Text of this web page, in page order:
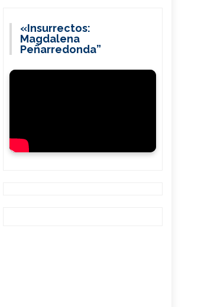
«Insurrectos:
Magdalena
Peñarredonda”